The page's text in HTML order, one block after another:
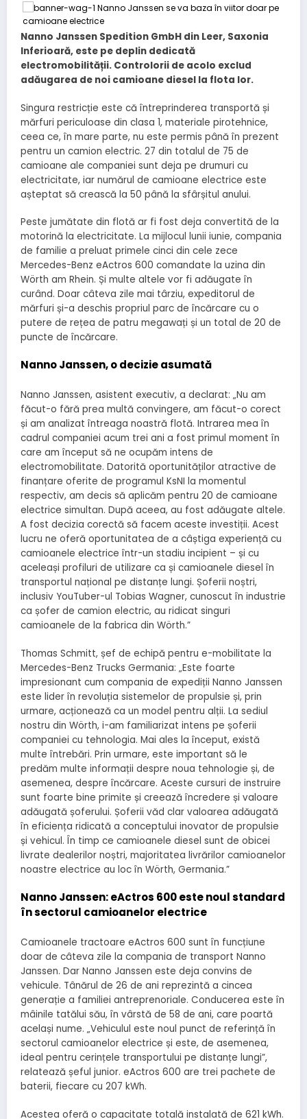
Nanno Janssen Spedition GmbH din Leer, Saxonia
Inferioară, este pe deplin dedicată
electromobilității. Controlorii de acolo exclud
adăugarea de noi camioane diesel la flota lor.
Singura restricție este că întreprinderea transportă și
mărfuri periculoase din clasa 1, materiale pirotehnice,
ceea ce, în mare parte, nu este permis până în prezent
pentru un camion electric. 27 din totalul de 75 de
camioane ale companiei sunt deja pe drumuri cu
electricitate, iar numărul de camioane electrice este
așteptat să crească la 50 până la sfârșitul anului.
Peste jumătate din flotă ar fi fost deja convertită de la
motorină la electricitate. La mijlocul lunii iunie, compania
de familie a preluat primele cinci din cele zece
Mercedes-Benz eActros 600 comandate la uzina din
Wörth am Rhein. Și multe altele vor fi adăugate în
curând. Doar câteva zile mai târziu, expeditorul de
mărfuri și-a deschis propriul parc de încărcare cu o
putere de rețea de patru megawați și un total de 20 de
puncte de încărcare.
Nanno Janssen, o decizie asumată
Nanno Janssen, asistent executiv, a declarat: „Nu am
făcut-o fără prea multă convingere, am făcut-o corect
și am analizat întreaga noastră flotă. Intrarea mea în
cadrul companiei acum trei ani a fost primul moment în
care am început să ne ocupăm intens de
electromobilitate. Datorită oportunităților atractive de
finanțare oferite de programul KsNI la momentul
respectiv, am decis să aplicăm pentru 20 de camioane
electrice simultan. După aceea, au fost adăugate altele.
A fost decizia corectă să facem aceste investiții. Acest
lucru ne oferă oportunitatea de a câștiga experiență cu
camioanele electrice într-un stadiu incipient – și cu
aceleași profiluri de utilizare ca și camioanele diesel în
transportul național pe distanțe lungi. Șoferii noștri,
inclusiv YouTuber-ul Tobias Wagner, cunoscut în industrie
ca șofer de camion electric, au ridicat singuri
camioanele de la fabrica din Wörth.”
Thomas Schmitt, șef de echipă pentru e-mobilitate la
Mercedes-Benz Trucks Germania: „Este foarte
impresionant cum compania de expediții Nanno Janssen
este lider în revoluția sistemelor de propulsie și, prin
urmare, acționează ca un model pentru alții. La sediul
nostru din Wörth, i-am familiarizat intens pe șoferii
companiei cu tehnologia. Mai ales la început, există
multe întrebări. Prin urmare, este important să le
predăm multe informații despre noua tehnologie și, de
asemenea, despre încărcare. Aceste cursuri de instruire
sunt foarte bine primite și creează încredere și valoare
adăugată șoferului. Șoferii văd clar valoarea adăugată
în eficiența ridicată a conceptului inovator de propulsie
și vehicul. În timp ce camioanele diesel sunt de obicei
livrate dealerilor noștri, majoritatea livrărilor camioanelor
noastre electrice au loc în Wörth, Germania.”
Nanno Janssen: eActros 600 este noul standard
în sectorul camioanelor electrice
Camioanele tractoare eActros 600 sunt în funcțiune
doar de câteva zile la compania de transport Nanno
Janssen. Dar Nanno Janssen este deja convins de
vehicule. Tânărul de 26 de ani reprezintă a cincea
generație a familiei antreprenoriale. Conducerea este în
mâinile tatălui său, în vârstă de 58 de ani, care poartă
același nume. „Vehiculul este noul punct de referință în
sectorul camioanelor electrice și este, de asemenea,
ideal pentru cerințele transportului pe distanțe lungi”,
relatează șeful junior. eActros 600 are trei pachete de
baterii, fiecare cu 207 kWh.
Acestea oferă o capacitate totală instalată de 621 kWh.